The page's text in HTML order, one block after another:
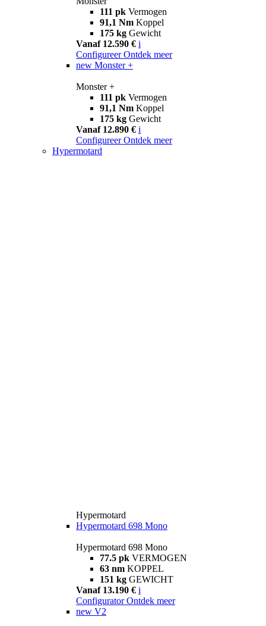
111 pk Vermogen
91,1 Nm Koppel
175 kg Gewicht
Vanaf 12.590 € i
Configureer Ontdek meer
new Monster +
Monster +
111 pk Vermogen
91,1 Nm Koppel
175 kg Gewicht
Vanaf 12.890 € i
Configureer Ontdek meer
Hypermotard
Hypermotard
Hypermotard 698 Mono
Hypermotard 698 Mono
77.5 pk VERMOGEN
63 nm KOPPEL
151 kg GEWICHT
Vanaf 13.190 € i
Configurator Ontdek meer
new V2